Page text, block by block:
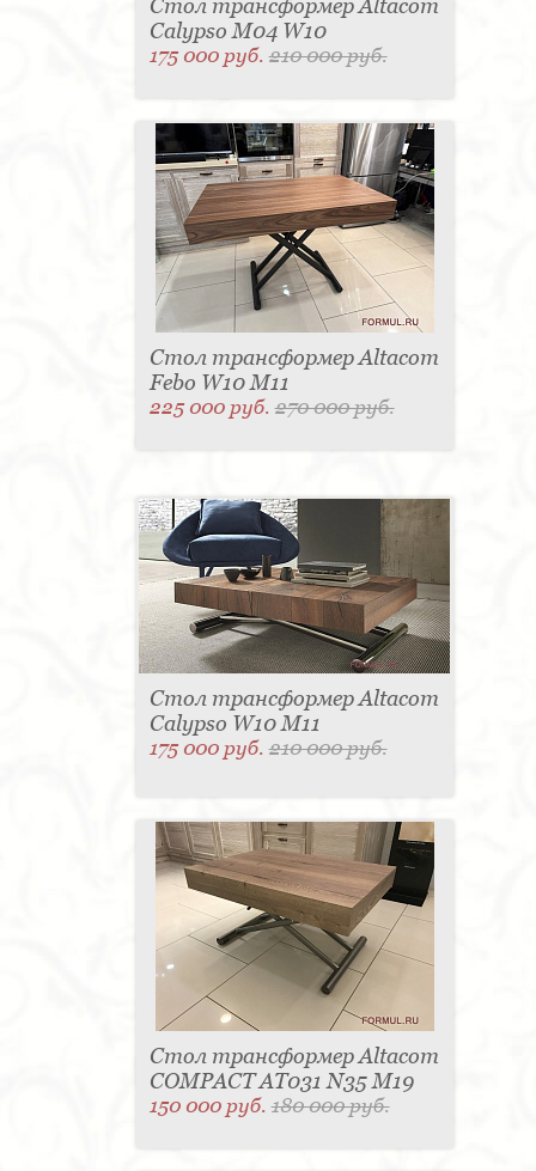
Стол трансформер Altacom
Calypso M04 W10
175 000 руб.210 000 руб.
Стол трансформер Altacom
Febo W10 M11
225 000 руб.270 000 руб.
Стол трансформер Altacom
Calypso W10 M11
175 000 руб.210 000 руб.
Стол трансформер Altacom
COMPACT AT031 N35 M19
150 000 руб.180 000 руб.